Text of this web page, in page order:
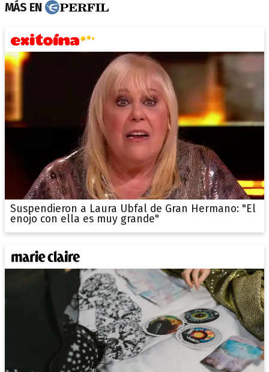
MÁS EN
Suspendieron a Laura Ubfal de Gran Hermano: "El
enojo con ella es muy grande"